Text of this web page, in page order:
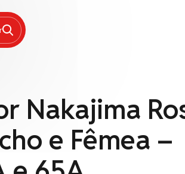
Nakajima
e Fêmea –